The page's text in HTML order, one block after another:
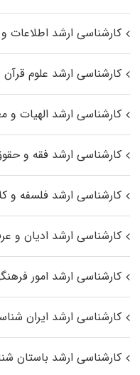
کارشناسی ارشد
کارشناسی ارشد علوم
کارشناسی ارشد
کارشناسی ارشد فقه و
کارشناسی ارشد فلسفه و
کارشناسی ارشد ادیان و
کارشناسی ارشد امور
کارشناسی ارشد ایران
کارشناسی ارشد باستان